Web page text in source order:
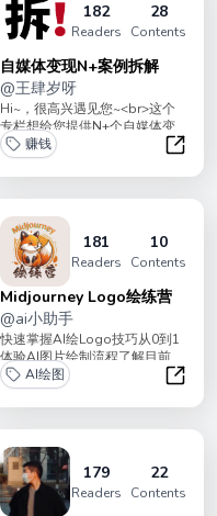
· 第二季连载中～
182
Readers
28
Contents
自媒体变现N+案例拆解
@王肆岁呀
Hi~，很高兴遇见您~<br>这个
专栏想给您提供N+个自媒体变
现案例拆解项目。适合人群：
<br>想要...
赚钱
自媒
尔法
181
Readers
10
Contents
Midjourney Logo绘练营
@ai小助手
快速掌握AI绘Logo技巧从0到1
体验AI图片绘制流程了解目前
AIGC的能力与现阶段瓶颈十节
课带你赚...
AI绘图
179
Readers
22
Contents